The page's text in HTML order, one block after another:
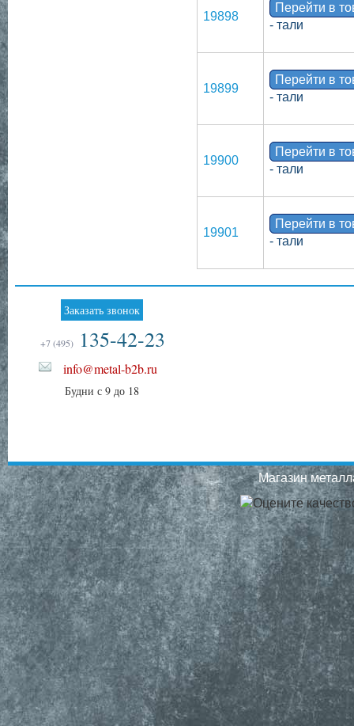
19898
Перейти в
- тали
19899
Перейти в
- тали
19900
Перейти в
- тали
19901
Перейти в
- тали
Заказать звонок
+7 (495) 135-42-23
info@metal-b2b.ru
Будни с 9 до 18
Магазин